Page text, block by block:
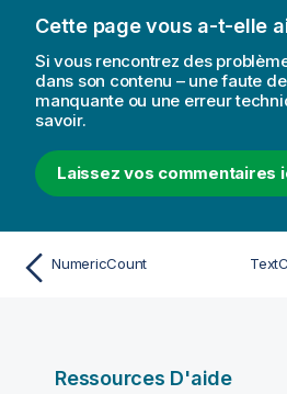
Cette page vous a-t-elle
Si vous rencontrez des
dans son contenu – une faute
manquante ou une erreur
savoir.
Laissez vos commentaires
NumericCount
Ressources D'aide